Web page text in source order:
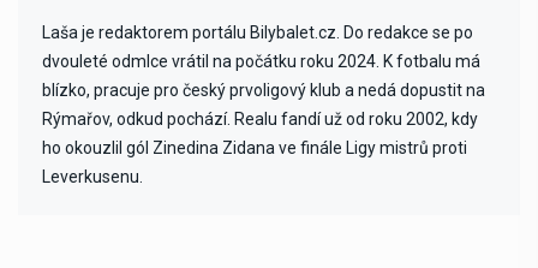
Laša je redaktorem portálu Bilybalet.cz. Do redakce se po
dvouleté odmlce vrátil na počátku roku 2024. K fotbalu má
blízko, pracuje pro český prvoligový klub a nedá dopustit na
Rýmařov, odkud pochází. Realu fandí už od roku 2002, kdy
ho okouzlil gól Zinedina Zidana ve finále Ligy mistrů proti
Leverkusenu.